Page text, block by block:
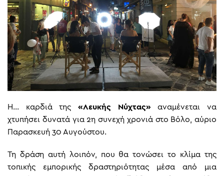
Η… καρδιά της «Λευκής Νύχτας» αναμένεται να
χτυπήσει δυνατά για 2η συνεχή χρονιά στο Βόλο, αύριο
Παρασκευή 30 Αυγούστου.
Τη δράση αυτή λοιπόν, που θα τονώσει το κλίμα της
τοπικής εμπορικής δραστηριότητας μέσα από μια